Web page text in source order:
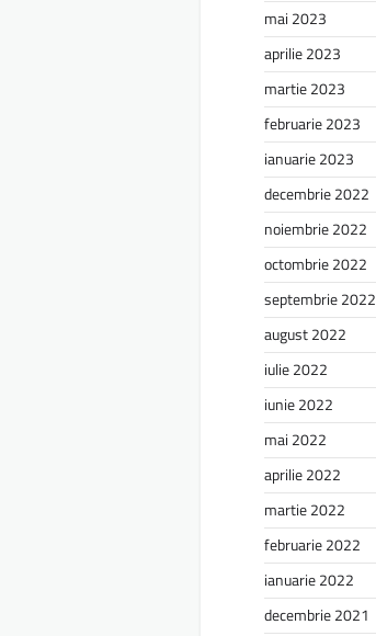
mai 2023
aprilie 2023
martie 2023
februarie 2023
ianuarie 2023
decembrie 2022
noiembrie 2022
octombrie 2022
septembrie 2022
august 2022
iulie 2022
iunie 2022
mai 2022
aprilie 2022
martie 2022
februarie 2022
ianuarie 2022
decembrie 2021